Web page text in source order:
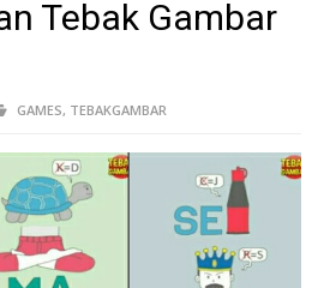
Tebak Gambar
GAMES, TEBAKGAMBAR